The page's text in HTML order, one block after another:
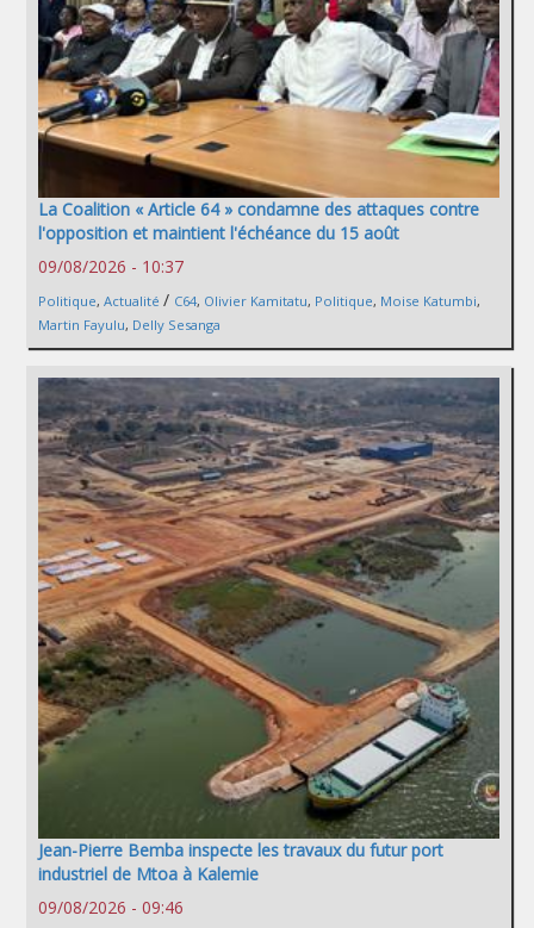
La Coalition « Article 64 » condamne des attaques contre
l'opposition et maintient l'échéance du 15 août
09/08/2026 - 10:37
Politique, Actualité / C64, Olivier Kamitatu, Politique, Moise Katumbi,
Martin Fayulu, Delly Sesanga
Jean-Pierre Bemba inspecte les travaux du futur port
industriel de Mtoa à Kalemie
09/08/2026 - 09:46